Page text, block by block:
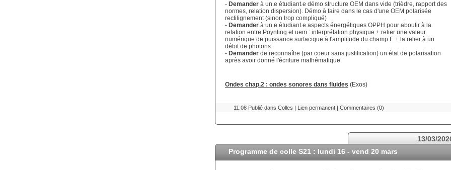
- Demander à un.e étudiant.e démo structure OEM dans vide (trièdre, rapport des
normes, relation dispersion). Démo à faire dans le cas d'une OEM polarisée
rectilignement (sinon trop compliqué)
- Demander à un.e étudiant.e aspects énergétiques OPPH pour aboutir à la
relation entre Poynting et uem : interprétation physique + relier une valeur
numérique de puissance surfacique à l'amplitude du champ E + la relier à un
débit de photons
- Demander de reconnaître (par coeur sans justification) un état de polarisation
après avoir donné l'écriture mathématique
Ondes chap.2 : ondes sonores dans fluides (Exos)
11:08 Publié dans Colles | Lien permanent | Commentaires (0)
13/03/
Programme de colle S21 : lundi 16 - vend 20 mars